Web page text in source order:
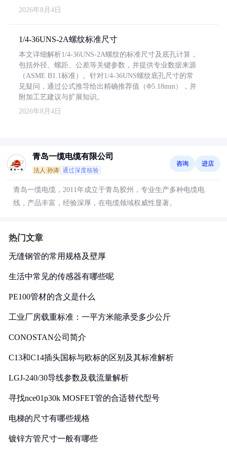
2026年8月4日
1/4-36UNS-2A螺纹标准尺寸
本文详细解析1/4-36UNS-2A螺纹的标准尺寸及底孔计算，
包括外径、螺距、公差等关键参数，并提供专业数据来源
（ASME B1.1标准）。针对1/4-36UNS螺纹底孔尺寸的常
见疑问，通过公式推导给出精确推荐值（Φ5.18mm），并
附加工艺建议与扩展知识。
2026年8月4日
青岛一缆电缆有限公司
法人:孙涛 通过深度核验
咨询 进店
青岛一缆电缆，2011年成立于青岛胶州，专业生产多种电缆电
线，产品丰富，经验深厚，在电缆领域权威性显著。
热门文章
无缝钢管的常用规格及壁厚
生活中常见的传感器有哪些呢
PE100管材的含义是什么
工业厂房载重标准：一平方米能承受多少公斤
CONOSTAN公司简介
C13和C14插头国标与欧标的区别及其标准解析
LGJ-240/30导线参数及载流量解析
寻找nce01p30k MOSFET管的合适替代型号
电梯的尺寸有哪些规格
镀锌方管尺寸一般有哪些